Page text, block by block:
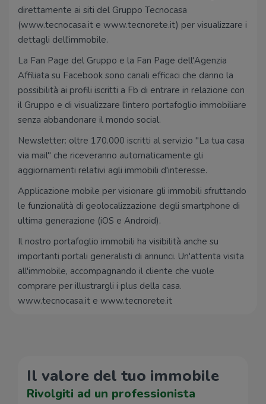
direttamente ai siti del Gruppo Tecnocasa
(www.tecnocasa.it e www.tecnorete.it) per visualizzare i
dettagli dell'immobile.
La Fan Page del Gruppo e la Fan Page dell'Agenzia
Affiliata su Facebook sono canali efficaci che danno la
possibilità ai profili iscritti a Fb di entrare in relazione con
il Gruppo e di visualizzare l'intero portafoglio immobiliare
senza abbandonare il mondo social.
Newsletter: oltre 170.000 iscritti al servizio "La tua casa
via mail" che riceveranno automaticamente gli
aggiornamenti relativi agli immobili d'interesse.
Applicazione mobile per visionare gli immobili sfruttando
le funzionalità di geolocalizzazione degli smartphone di
ultima generazione (iOS e Android).
Il nostro portafoglio immobili ha visibilità anche su
importanti portali generalisti di annunci. Un'attenta visita
all'immobile, accompagnando il cliente che vuole
comprare per illustrargli i plus della casa.
www.tecnocasa.it e www.tecnorete.it
Il valore del tuo immobile
Rivolgiti ad un professionista